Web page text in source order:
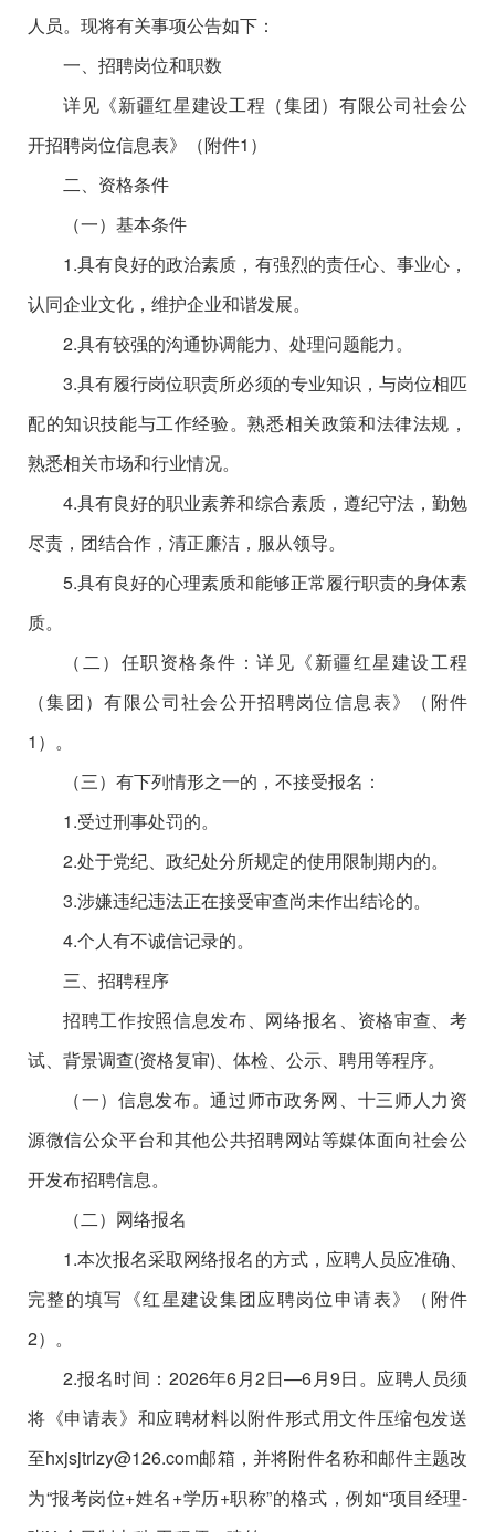
人员。现将有关事项公告如下：
一、招聘岗位和职数
详见《新疆红星建设工程（集团）有限公司社会公
开招聘岗位信息表》（附件1）
二、资格条件
（一）基本条件
1.具有良好的政治素质，有强烈的责任心、事业心，
认同企业文化，维护企业和谐发展。
2.具有较强的沟通协调能力、处理问题能力。
3.具有履行岗位职责所必须的专业知识，与岗位相匹
配的知识技能与工作经验。熟悉相关政策和法律法规，
熟悉相关市场和行业情况。
4.具有良好的职业素养和综合素质，遵纪守法，勤勉
尽责，团结合作，清正廉洁，服从领导。
5.具有良好的心理素质和能够正常履行职责的身体素
质。
（二）任职资格条件：详见《新疆红星建设工程
（集团）有限公司社会公开招聘岗位信息表》（附件
1）。
（三）有下列情形之一的，不接受报名：
1.受过刑事处罚的。
2.处于党纪、政纪处分所规定的使用限制期内的。
3.涉嫌违纪违法正在接受审查尚未作出结论的。
4.个人有不诚信记录的。
三、招聘程序
招聘工作按照信息发布、网络报名、资格审查、考
试、背景调查(资格复审)、体检、公示、聘用等程序。
（一）信息发布。通过师市政务网、十三师人力资
源微信公众平台和其他公共招聘网站等媒体面向社会公
开发布招聘信息。
（二）网络报名
1.本次报名采取网络报名的方式，应聘人员应准确、
完整的填写《红星建设集团应聘岗位申请表》（附件
2）。
2.报名时间： 2026年6月2日—6月9日。应聘人员须
将《申请表》和应聘材料以附件形式用文件压缩包发送
至hxjsjtrlzy@126.com邮箱，并将附件名称和邮件主题改
为“报考岗位+姓名+学历+职称”的格式，例如“项目经理-